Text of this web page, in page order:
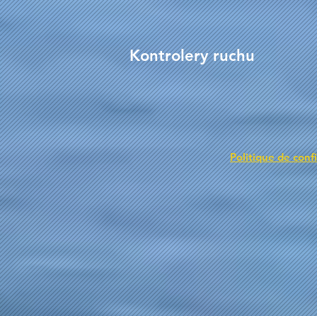
Kontrolery ruchu
Politique de